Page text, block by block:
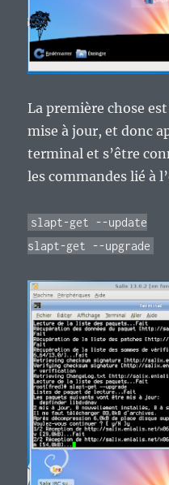
La première chose
mise à jour, et donc
terminal et s’être
les commandes lié à
slapt-get --update
slapt-get --upgrade